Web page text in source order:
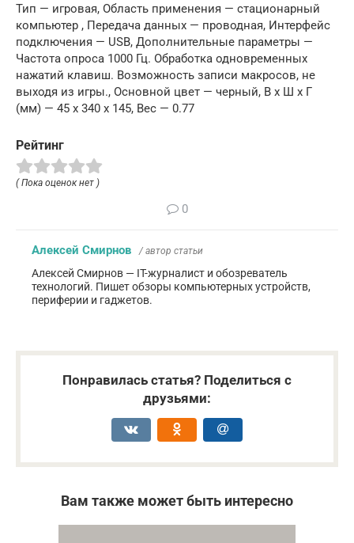
Тип — игровая, Область применения — стационарный
компьютер , Передача данных — проводная, Интерфейс
подключения — USB, Дополнительные параметры —
Частота опроса 1000 Гц. Обработка одновременных
нажатий клавиш. Возможность записи макросов, не
выходя из игры., Основной цвет — черный, В x Ш x Г
(мм) — 45 x 340 x 145, Вес — 0.77
Рейтинг
( Пока оценок нет )
0
Алексей Смирнов / автор статьи
Алексей Смирнов — IT-журналист и обозреватель
технологий. Пишет обзоры компьютерных устройств,
периферии и гаджетов.
Понравилась статья? Поделиться с
друзьями:
Вам также может быть интересно